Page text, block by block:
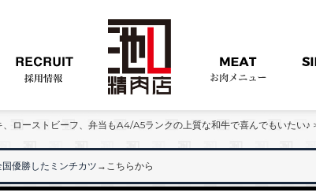
ローストビーフ、弁当もA4/A5ランクの上質な和牛で喜んでもいたい♪
国優勝したミンチカツ→こちらから